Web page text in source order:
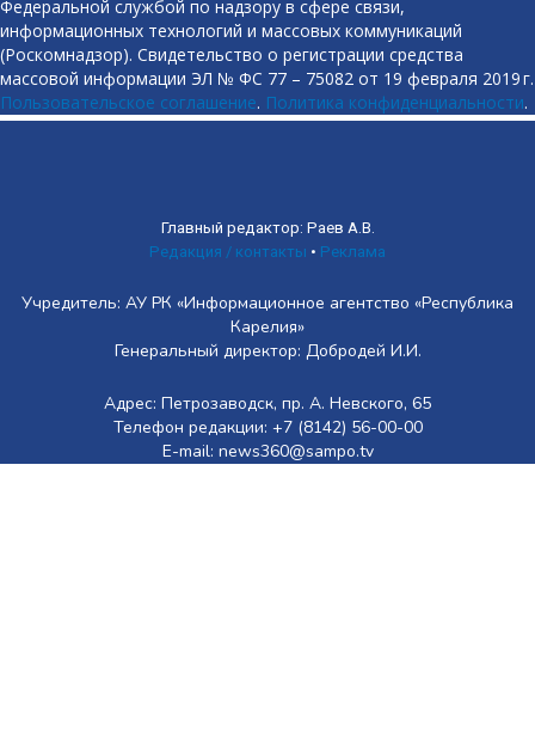
Федеральной службой по надзору в сфере связи,
информационных технологий и массовых коммуникаций
(Роскомнадзор). Свидетельство о регистрации средства
массовой информации ЭЛ № ФС 77 – 75082 от 19 февраля 2019 г.
Пользовательское соглашение. Политика конфиденциальности.
Главный редактор: Раев А.В.
Редакция / контакты • Реклама
Учредитель: АУ РК «Информационное агентство «Республика
Карелия»
Генеральный директор: Добродей И.И.
Адрес: Петрозаводск, пр. А. Невского, 65
Телефон редакции: +7 (8142) 56-00-00
E-mail: news360@sampo.tv